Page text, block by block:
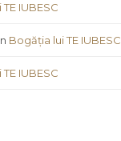
IUBESC
Bogăția lui TE IUBESC
IUBESC